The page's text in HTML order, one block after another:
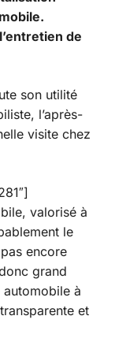
de
son utilité
l’après-
visite chez
valorisé à
le
encore
grand
à
et